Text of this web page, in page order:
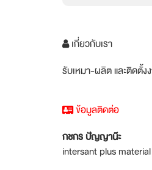
เกี่ยวกับเรา
รับเหมา-ผลิต และติดตั้
ข้อมูลติดต่อ
กชกร ปัญญาน๊ะ
intersant plus material